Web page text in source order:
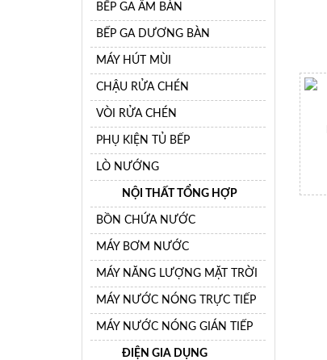
BẾP GA ÂM BÀN
BẾP GA DƯƠNG BÀN
MÁY HÚT MÙI
CHẬU RỬA CHÉN
VÒI RỬA CHÉN
PHỤ KIỆN TỦ BẾP
LÒ NƯỚNG
NỘI THẤT TỔNG HỢP
BỒN CHỨA NƯỚC
MÁY BƠM NƯỚC
MÁY NĂNG LƯỢNG MẶT TRỜI
MÁY NƯỚC NÓNG TRỰC TIẾP
MÁY NƯỚC NÓNG GIÁN TIẾP
ĐIỆN GIA DỤNG